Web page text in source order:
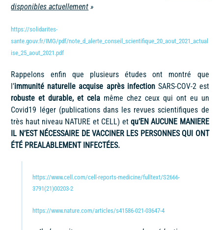
disponibles actuellement »
https://solidarites-
sante.gouv.fr/IMG/pdf/note_d_alerte_conseil_scientifique_20_aout_2021_actual
ise_25_aout_2021.pdf
Rappelons enfin que plusieurs études ont montré que
l’immunité naturelle acquise après infectionSARS-COV-2 est
robuste et durable, et cela même chez ceux qui ont eu un
Covid19 léger (publications dans les revues scientifiques de
très haut niveau NATURE et CELL) et qu’EN AUCUNE MANIERE
IL N’EST NÉCESSAIRE DE VACCINER LES PERSONNES QUI ONT
ÉTÉ PREALABLEMENT INFECTÉES.
https://www.cell.com/cell-reports-medicine/fulltext/S2666-
3791(21)00203-2
https://www.nature.com/articles/s41586-021-03647-4